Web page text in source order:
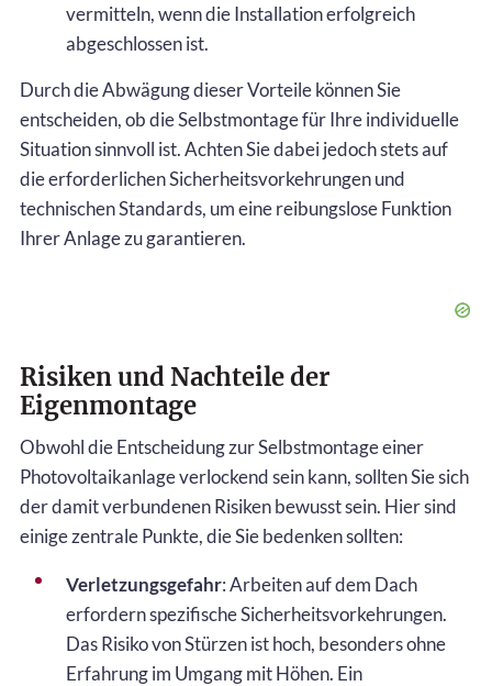
vermitteln, wenn die Installation erfolgreich
abgeschlossen ist.
Durch die Abwägung dieser Vorteile können Sie
entscheiden, ob die Selbstmontage für Ihre individuelle
Situation sinnvoll ist. Achten Sie dabei jedoch stets auf
die erforderlichen Sicherheitsvorkehrungen und
technischen Standards, um eine reibungslose Funktion
Ihrer Anlage zu garantieren.
Risiken und Nachteile der
Eigenmontage
Obwohl die Entscheidung zur Selbstmontage einer
Photovoltaikanlage verlockend sein kann, sollten Sie sich
der damit verbundenen Risiken bewusst sein. Hier sind
einige zentrale Punkte, die Sie bedenken sollten:
Verletzungsgefahr: Arbeiten auf dem Dach
erfordern spezifische Sicherheitsvorkehrungen.
Das Risiko von Stürzen ist hoch, besonders ohne
Erfahrung im Umgang mit Höhen. Ein